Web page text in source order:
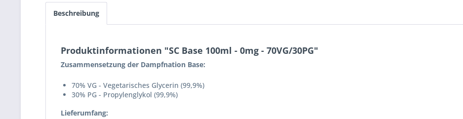
Beschreibung
Produktinformationen "SC Base 100ml - 0mg - 70VG/30PG"
Zusammensetzung der Dampfnation Base:
70% VG - Vegetarisches Glycerin (99,9%)
30% PG - Propylenglykol (99,9%)
Lieferumfang: